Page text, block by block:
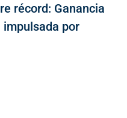
récord: Ganancia
impulsada por